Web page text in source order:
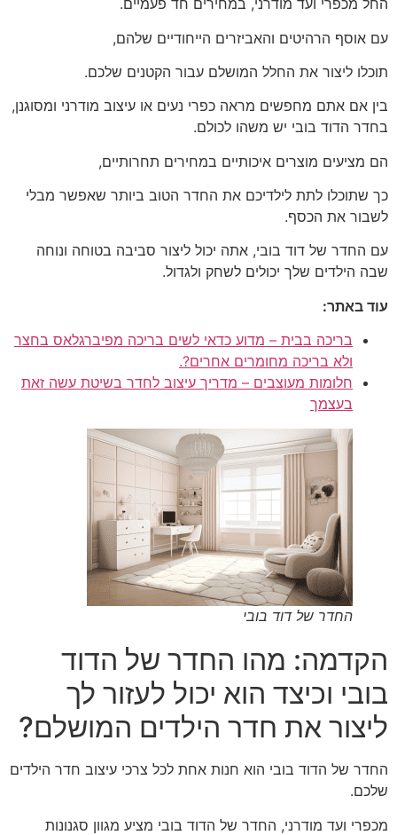
החל מכפרי ועד מודרני, במחירים חד פעמיים.
עם אוסף הרהיטים והאביזרים הייחודיים שלהם,
תוכלו ליצור את החלל המושלם עבור הקטנים שלכם.
בין אם אתם מחפשים מראה כפרי נעים או עיצוב מודרני ומסוגנן,
בחדר הדוד בובי יש משהו לכולם.
הם מציעים מוצרים איכותיים במחירים תחרותיים,
כך שתוכלו לתת לילדיכם את החדר הטוב ביותר שאפשר מבלי
לשבור את הכסף.
עם החדר של דוד בובי, אתה יכול ליצור סביבה בטוחה ונוחה
שבה הילדים שלך יכולים לשחק ולגדול.
עוד באתר:
בריכה בבית – מדוע כדאי לשים בריכה מפיברגלאס בחצר
ולא בריכה מחומרים אחרים?.
חלומות מעוצבים – מדריך עיצוב לחדר בשיטת עשה זאת
בעצמך
החדר של דוד בובי
הקדמה: מהו החדר של הדוד
בובי וכיצד הוא יכול לעזור לך
ליצור את חדר הילדים המושלם?
החדר של הדוד בובי הוא חנות אחת לכל צרכי עיצוב חדר הילדים
שלכם.
מכפרי ועד מודרני, החדר של הדוד בובי מציע מגוון סגנונות